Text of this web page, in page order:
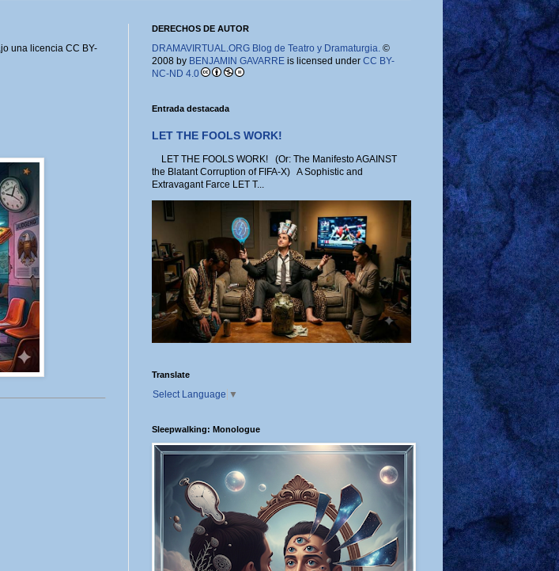
una licencia CC BY-
DERECHOS DE AUTOR
DRAMAVIRTUAL.ORG Blog de Teatro y Dramaturgia.©
2008 by BENJAMIN GAVARREis licensed under CC BY-
NC-ND 4.0
Entrada destacada
LET THE FOOLS WORK!
LET THE FOOLS WORK! (Or: The Manifesto AGAINST
the Blatant Corruption of FIFA-X) A Sophistic and
Extravagant Farce LET T...
Translate
Select Language ▼
Sleepwalking: Monologue